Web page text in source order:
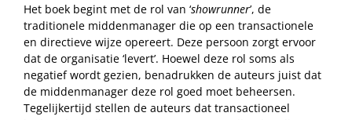
Het boek begint met de rol van ‘showrunner’, de
traditionele middenmanager die op een transactionele
en directieve wijze opereert. Deze persoon zorgt ervoor
dat de organisatie ‘levert’. Hoewel deze rol soms als
negatief wordt gezien, benadrukken de auteurs juist dat
de middenmanager deze rol goed moet beheersen.
Tegelijkertijd stellen de auteurs dat transactioneel